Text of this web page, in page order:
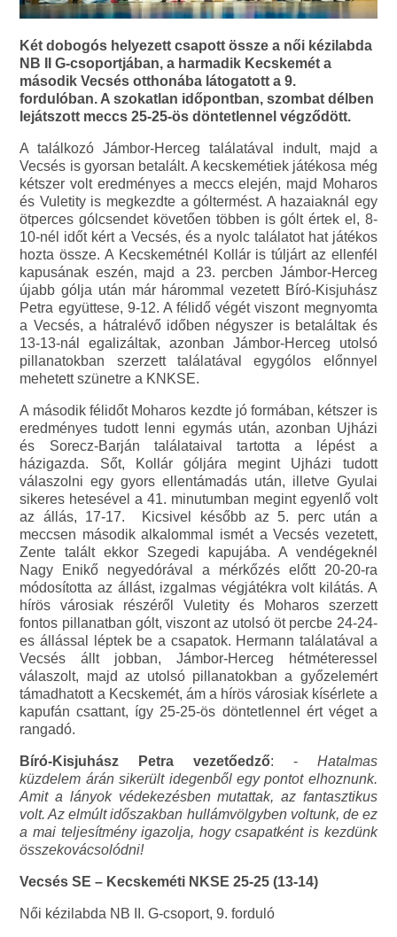
Két dobogós helyezett csapott össze a női kézilabda
NB II G-csoportjában, a harmadik Kecskemét a
második Vecsés otthonába látogatott a 9.
fordulóban. A szokatlan időpontban, szombat délben
lejátszott meccs 25-25-ös döntetlennel végződött.
A találkozó Jámbor-Herceg találatával indult, majd a
Vecsés is gyorsan betalált. A kecskemétiek játékosa még
kétszer volt eredményes a meccs elején, majd Moharos
és Vuletity is megkezdte a góltermést. A hazaiaknál egy
ötperces gólcsendet követően többen is gólt értek el, 8-
10-nél időt kért a Vecsés, és a nyolc találatot hat játékos
hozta össze. A Kecskemétnél Kollár is túljárt az ellenfél
kapusának eszén, majd a 23. percben Jámbor-Herceg
újabb gólja után már hárommal vezetett Bíró-Kisjuhász
Petra együttese, 9-12. A félidő végét viszont megnyomta
a Vecsés, a hátralévő időben négyszer is betaláltak és
13-13-nál egalizáltak, azonban Jámbor-Herceg utolsó
pillanatokban szerzett találatával egygólos előnnyel
mehetett szünetre a KNKSE.
A második félidőt Moharos kezdte jó formában, kétszer is
eredményes tudott lenni egymás után, azonban Ujházi
és Sorecz-Barján találataival tartotta a lépést a
házigazda. Sőt, Kollár góljára megint Ujházi tudott
válaszolni egy gyors ellentámadás után, illetve Gyulai
sikeres hetesével a 41. minutumban megint egyenlő volt
az állás, 17-17.
Kicsivel később az 5. perc után a
meccsen második alkalommal ismét a Vecsés vezetett,
Zente talált ekkor Szegedi kapujába. A vendégeknél
Nagy Enikő negyedórával a mérkőzés előtt 20-20-ra
módosította az állást, izgalmas végjátékra volt kilátás. A
hírös városiak részéről Vuletity és Moharos szerzett
fontos pillanatban gólt, viszont az utolsó öt percbe 24-24-
es állással léptek be a csapatok. Hermann találatával a
Vecsés állt jobban, Jámbor-Herceg hétméteressel
válaszolt, majd az utolsó pillanatokban a győzelemért
támadhatott a Kecskemét, ám a hírös városiak kísérlete a
kapufán csattant, így 25-25-ös döntetlennel ért véget a
rangadó.
Bíró-Kisjuhász Petra vezetőedző: - Hatalmas
küzdelem árán sikerült idegenből egy pontot elhoznunk.
Amit a lányok védekezésben mutattak, az fantasztikus
volt. Az elmúlt időszakban hullámvölgyben voltunk, de ez
a mai teljesítmény igazolja, hogy csapatként is kezdünk
összekovácsolódni!
Vecsés SE – Kecskeméti NKSE 25-25 (13-14)
Női kézilabda NB II. G-csoport, 9. forduló